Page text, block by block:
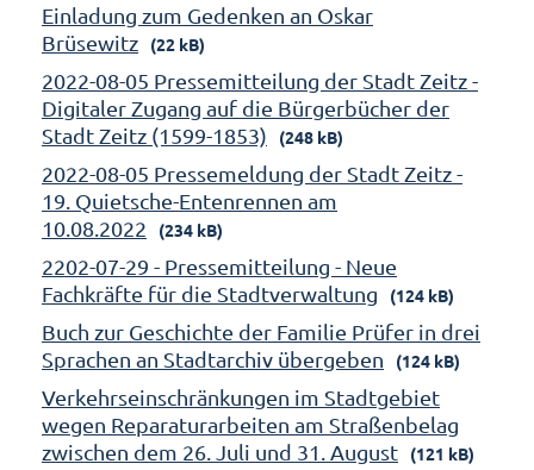
Einladung zum Gedenken an Oskar
Brüsewitz
(22 kB)
2022-08-05 Pressemitteilung der Stadt Zeitz -
Digitaler Zugang auf die Bürgerbücher der
Stadt Zeitz (1599-1853)
(248 kB)
2022-08-05 Pressemeldung der Stadt Zeitz -
19. Quietsche-Entenrennen am
10.08.2022
(234 kB)
2202-07-29 - Pressemitteilung - Neue
Fachkräfte für die Stadtverwaltung
(124 kB)
Buch zur Geschichte der Familie Prüfer in drei
Sprachen an Stadtarchiv übergeben
(124 kB)
Verkehrseinschränkungen im Stadtgebiet
wegen Reparaturarbeiten am Straßenbelag
zwischen dem 26. Juli und 31. August
(121 kB)